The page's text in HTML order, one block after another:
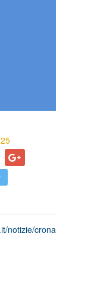
notizie/crona